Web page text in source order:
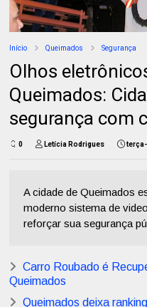
Início Queimados Segurança
Olhos
Queimados:
segurança com
0 Letícia Rodrigues
A cidade de Queimados
moderno sistema de
reforçar sua segurança
Carro Roubado é
Queimados
Queimados deixa